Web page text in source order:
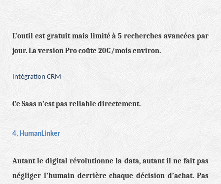
L’outil est gratuit mais limité à 5 recherches avancées par
jour. La version Pro coûte 20€/mois environ.
Intégration CRM
Ce Saas n’est pas reliable directement.
4. HumanLinker
Autant le digital révolutionne la data, autant il ne fait pas
négliger l’humain derrière chaque décision d’achat. Pas